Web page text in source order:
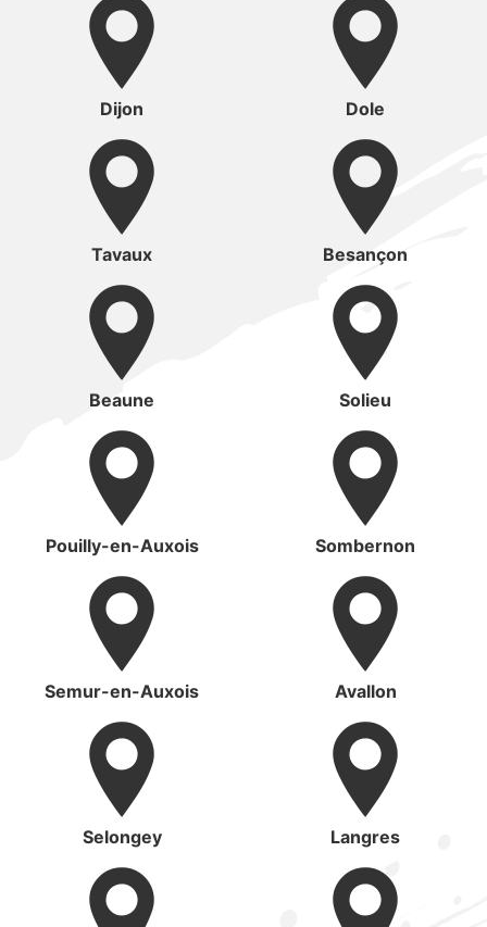
Dijon Dole
Tavaux Besançon
Beaune Solieu
Pouilly-en-Auxois Sombernon
Semur-en-Auxois Avallon
Selongey Langres